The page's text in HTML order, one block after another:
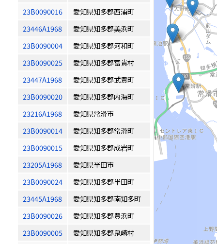
23B0090016
愛知県知多郡西浦町
23446A1968
愛知県知多郡美浜町
23B0090004
愛知県知多郡河和町
23B0090025
愛知県知多郡富貴村
23447A1968
愛知県知多郡武豊町
23B0090020
愛知県知多郡内海町
23216A1968
愛知県常滑市
23B0090014
愛知県知多郡常滑町
23B0090015
愛知県知多郡成岩町
23205A1968
愛知県半田市
23B0090024
愛知県知多郡半田町
23445A1968
愛知県知多郡南知多町
23B0090026
愛知県知多郡豊浜町
23B0090005
愛知県知多郡鬼崎村